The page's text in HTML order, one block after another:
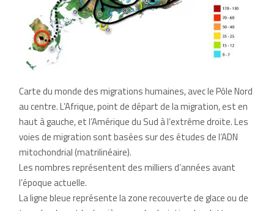
Carte du monde des migrations humaines, avec le Pôle Nord
au centre. L’Afrique, point de départ de la migration, est en
haut à gauche, et l’Amérique du Sud à l’extrême droite. Les
voies de migration sont basées sur des études de l’ADN
mitochondrial (matrilinéaire).
Les nombres représentent des milliers d’années avant
l’époque actuelle.
La ligne bleue représente la zone recouverte de glace ou de